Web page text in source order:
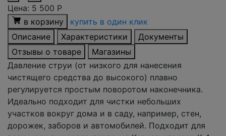
Цена: 5 500 Р
в корзину
купить в один клик
Описание
Характеристики
Документы
Отзывы о товаре
Магазины
Давление струи (от низкого для нанесения
чистящего средства до высокого) плавно
регулируется простым поворотом наконечника.
Идеально подходит для чистки небольших
участков вокруг дома и в саду, например, стен,
дорожек, заборов и автомобилей. Подходит для